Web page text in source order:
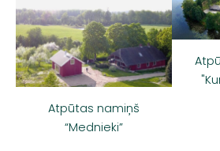
Atpūtas namiņš
“Mednieki”